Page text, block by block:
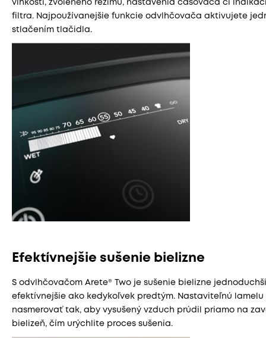
vlhkosti, zvoleného režimu, nastavenia časovača či
filtra. Najpoužívanejšie funkcie odvlhčovača aktivujete
stlačením tlačidla.
Efektívnejšie sušenie bielizne
S odvlhčovačom Arete® Two je sušenie bielizne
efektívnejšie ako kedykoľvek predtým. Nastaviteľnú lamelu
nasmerovať tak, aby vysušený vzduch prúdil priamo na
bielizeň, čím urýchlite proces sušenia.